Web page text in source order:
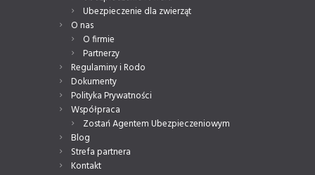
Ubezpieczenie dla zwierząt
O nas
O firmie
Partnerzy
Regulaminy i Rodo
Dokumenty
Polityka Prywatności
Współpraca
Zostań Agentem Ubezpieczeniowym
Blog
Strefa partnera
Kontakt